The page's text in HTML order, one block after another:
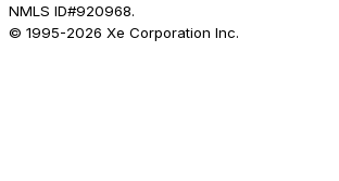
NMLS ID#920968.
© 1995-2026 Xe Corporation Inc.